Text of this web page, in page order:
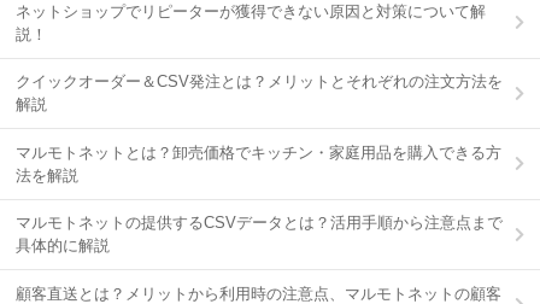
ネットショップでリピーターが獲得できない原因と対策について解
説！
クイックオーダー＆CSV発注とは？メリットとそれぞれの注文方法を
解説
マルモトネットとは？卸売価格でキッチン・家庭用品を購入できる方
法を解説
マルモトネットの提供するCSVデータとは？活用手順から注意点まで
具体的に解説
顧客直送とは？メリットから利用時の注意点、マルモトネットの顧客